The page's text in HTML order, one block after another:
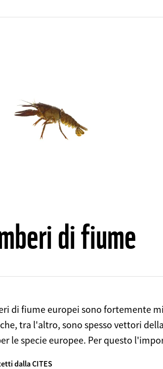
di fiume
di fiume europei sono fortemente
tra l'altro, sono spesso vettori
le specie europee. Per questo
dalla CITES